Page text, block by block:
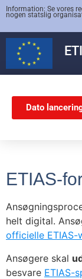
Information: Se vores
nogen statslig
Dato
ETIAS-
helt digital.
officielle ETIAS-
Ansøgere skal
besvare ETIAS-